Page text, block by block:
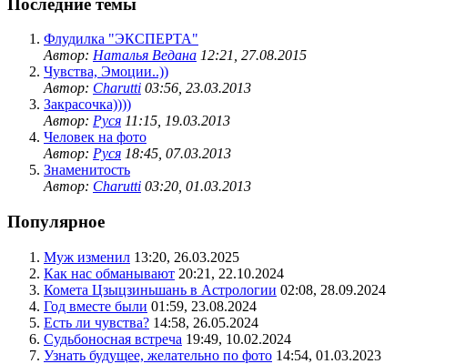
Флудилка "ЭКСПЕРТА"
Автор: Наталья Ведана 12:21, 27.08.2015
Чувства, Эмоции..))
Автор: Charutti 03:56, 23.03.2013
Закрасочка))))
Автор: Руся 11:15, 19.03.2013
Человек на фото
Автор: Руся 18:45, 07.03.2013
Знаменитость
Автор: Charutti 03:20, 01.03.2013
Популярное
Муж изменил 13:20, 26.03.2025
Как нас обманывают 20:21, 22.10.2024
Комета Цзыцзиньшань в Астрологии 02:08, 28.09.2024
Год вместе были 01:59, 23.08.2024
Есть ли чувства? 14:58, 26.05.2024
Cудьбоносная встреча 19:49, 10.02.2024
Узнать будущее, желательно по фото 14:54, 01.03.2023